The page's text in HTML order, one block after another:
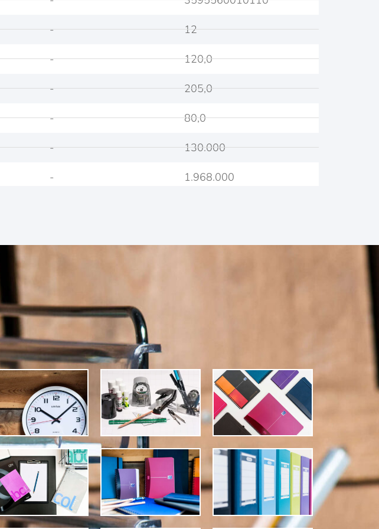
-
-
-
-
-
-
12
120,0
205,0
80,0
130.000
1.968.000